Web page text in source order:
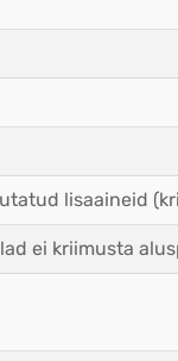
lisaaineid
ei kriimusta